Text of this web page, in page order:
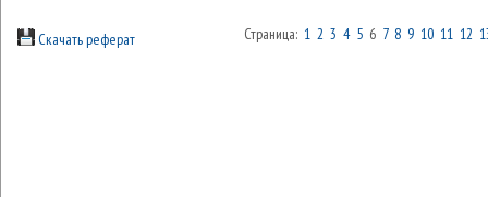
Скачать реферат Страница: 1 2 3 4 5 6 7 8 9 10 11 12